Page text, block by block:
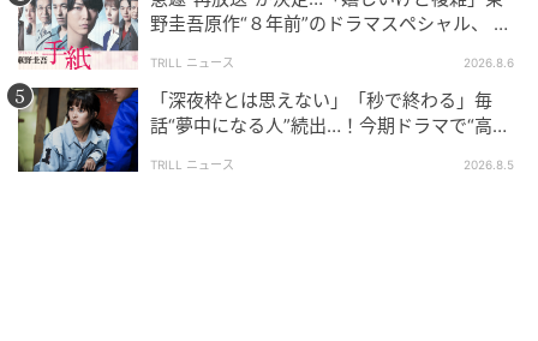
なくなるという端的な事実。優しさは、近づくことで
はなく、救い続けることのなかにある。
ここで初めて、洋髪も清掃も、オルゴールも、全部が
一本に繋がる。清潔にすること。手順を守ること。自
分が感染しないこと。近づきすぎないこと。りんの優
野圭吾原作“８年前”のドラマスペシャル、 放
TRILL ニュース 2026.8.6
「深夜枠とは思えない」「秒で終わる」毎
話“夢中になる人”続出…！今期ドラマで“高評
TRILL ニュース 2026.8.5